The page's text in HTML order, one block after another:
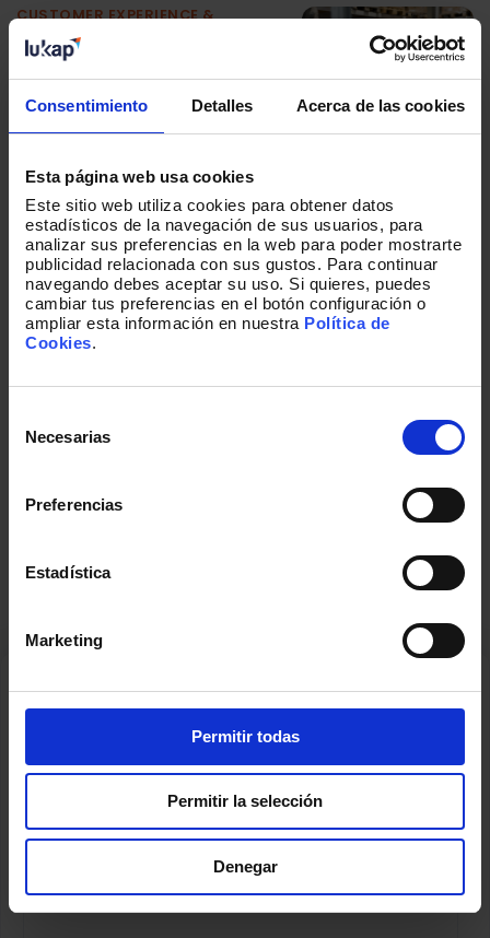
Consentimiento Detalles Acerca de las cookies
Esta página web usa cookies
Este sitio web utiliza cookies para obtener datos
estadísticos de la navegación de sus usuarios, para
analizar sus preferencias en la web para poder mostrarte
publicidad relacionada con sus gustos. Para continuar
navegando debes aceptar su uso. Si quieres, puedes
cambiar tus preferencias en el botón configuración o
ampliar esta información en nuestra Política de
Cookies.
Necesarias
Preferencias
Estadística
Marketing
Permitir todas
Permitir la selección
Denegar
CUSTOMER EXPERIENCE &
Cuando elegir se
vuelve complejo: la
paradoja que está
redefiniendo la
cliente en
distribución
minorista
LIDERAZGO Y
TRANSFORMACIÓN
De competir a co-
crear: innovación
sector aeroespacial
y de defensa
¿DESEAS OBTENER MÁS INFORMACIÓN?
Nombre*
Apellido*